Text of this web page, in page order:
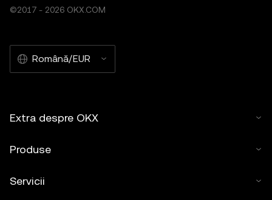
©2017 - 2026 OKX.COM
Română/EUR
Extra despre OKX
Produse
Servicii